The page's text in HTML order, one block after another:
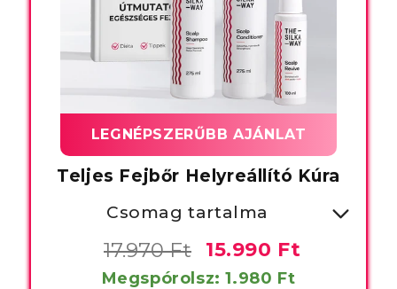
LEGNÉPSZERŰBB AJÁNLAT
Teljes Fejbőr Helyreállító Kúra
Csomag tartalma
- 1x Savbázisú Fejbőrtisztító
- 1x Fejbőr Helyreállító Sampon
15.990 Ft
17.970 Ft
Megspórolsz: 1.980 Ft